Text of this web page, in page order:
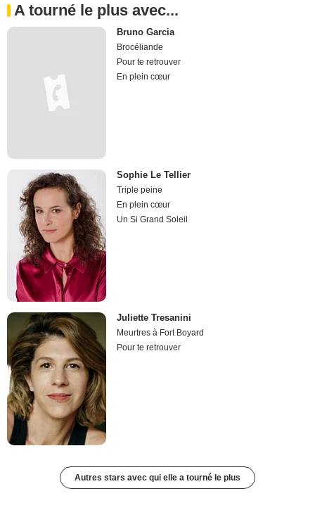
A tourné le plus avec...
Bruno Garcia
Brocéliande
Pour te retrouver
En plein cœur
Sophie Le Tellier
Triple peine
En plein cœur
Un Si Grand Soleil
Juliette Tresanini
Meurtres à Fort Boyard
Pour te retrouver
Autres stars avec qui elle a tourné le plus